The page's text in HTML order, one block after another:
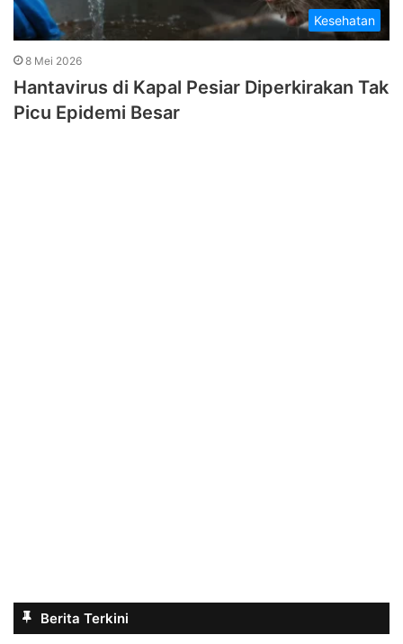
Kesehatan
8 Mei 2026
Hantavirus di Kapal Pesiar Diperkirakan Tak
Picu Epidemi Besar
Berita Terkini